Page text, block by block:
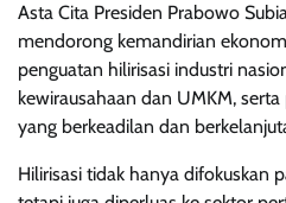
Asta Cita Presiden Prabowo
mendorong kemandirian
penguatan hilirisasi industri
kewirausahaan dan UMKM,
yang berkeadilan dan
Hilirisasi tidak hanya difokuskan